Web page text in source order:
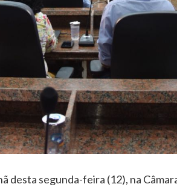
desta segunda-feira (12), na